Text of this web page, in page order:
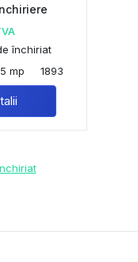
închiriat
mp 1893